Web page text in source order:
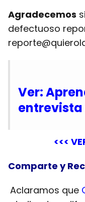
Agradecemos
defectuoso
Ver:
<<<
Comparte y
Aclaramos que